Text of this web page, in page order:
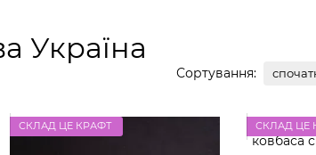
Україна
Сортування:
СКЛАД ЦЕ КРАФТ СКЛАД ЦЕ